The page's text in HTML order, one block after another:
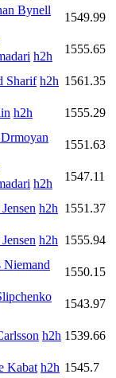
Bynell
1549.99
h2h
1555.65
Sharif h2h 1561.35
h2h
1555.29
1551.63
h2h
1547.11
h2h 1551.37
h2h 1555.94
Niemand
1550.15
1543.97
h2h 1539.66
Kabat h2h 1545.7